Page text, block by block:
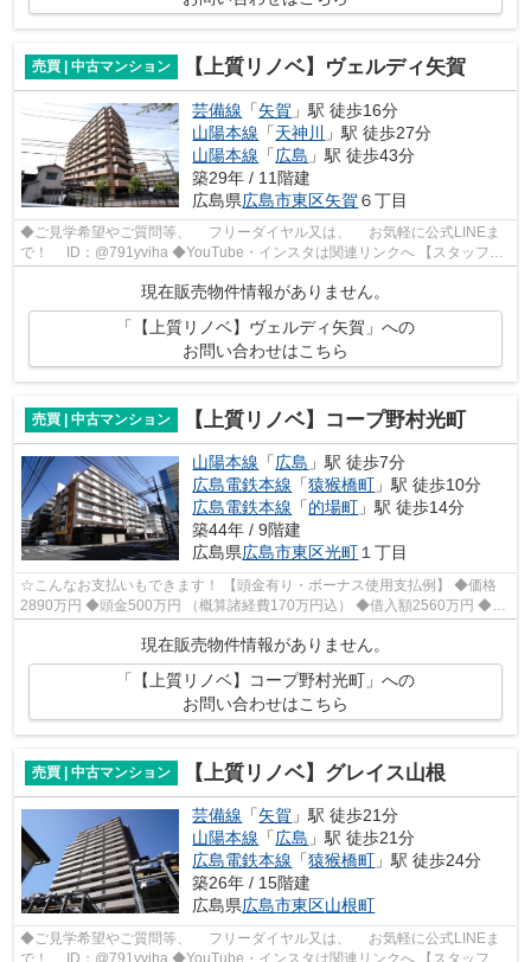
売買 | 中古マンション 【上質リノベ】ヴェルディ矢賀
芸備線 「矢賀 」駅 徒歩16分
山陽本線 「天神川
」駅 徒歩27分
山陽本線 「広島 」駅 徒歩43分
築29年 / 11階建
広島県広島市東区矢賀 ６丁目
◆ご見学希望やご質問等、 フリーダイヤル又は、 お気軽に公式LINEま
で！ ID：@791yviha ◆YouTube・インスタは関連リンクへ 【スタッフい
現在販売物件情報がありません。
「【上質リノベ】ヴェルディ矢賀」への
お問い合わせはこちら
売買 | 中古マンション 【上質リノベ】コープ野村光町
山陽本線 「広島 」駅 徒歩7分
広島電鉄本線 「猿猴橋町 」駅 徒歩10分
広島電鉄本線 「的場町 」駅 徒歩14分
築44年 / 9階建
広島県広島市東区光町１丁目
☆こんなお支払いもできます！ 【頭金有り・ボーナス使用支払例】 ◆価格
2890万円 ◆頭金500万円 （概算諸経費170万円込） ◆借入額2560万円 ◆年
現在販売物件情報がありません。
「【上質リノベ】コープ野村光町」への
お問い合わせはこちら
売買 | 中古マンション 【上質リノベ】グレイス山根
芸備線 「矢賀 」駅 徒歩21分
山陽本線 「広島 」駅 徒歩21分
広島電鉄本線 「猿猴橋町 」駅 徒歩24分
築26年 / 15階建
広島県広島市東区山根町
◆ご見学希望やご質問等、 フリーダイヤル又は、 お気軽に公式LINEま
で！ ID：@791yviha ◆YouTube・インスタは関連リンクへ 【スタッフい